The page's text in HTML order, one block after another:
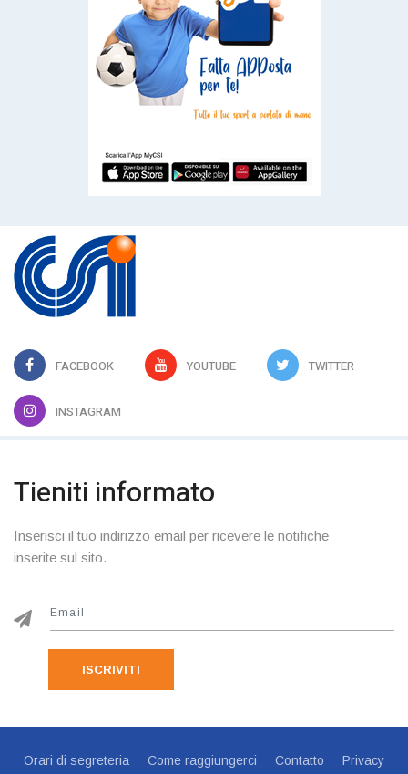
FACEBOOK YOUTUBE TWITTER
INSTAGRAM
Tieniti informato
Inserisci il tuo indirizzo email per ricevere le notifiche
inserite sul sito.
ISCRIVITI
Orari di segreteria Come raggiungerci Contatto Privacy